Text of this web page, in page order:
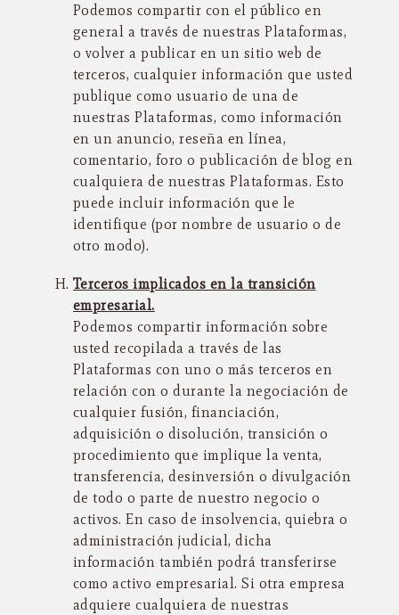
Podemos compartir con el público en
general a través de nuestras Plataformas,
o volver a publicar en un sitio web de
terceros, cualquier información que usted
publique como usuario de una de
nuestras Plataformas, como información
en un anuncio, reseña en línea,
comentario, foro o publicación de blog en
cualquiera de nuestras Plataformas. Esto
puede incluir información que le
identifique (por nombre de usuario o de
otro modo).
Terceros implicados en la transición
empresarial.
Podemos compartir información sobre
usted recopilada a través de las
Plataformas con uno o más terceros en
relación con o durante la negociación de
cualquier fusión, financiación,
adquisición o disolución, transición o
procedimiento que implique la venta,
transferencia, desinversión o divulgación
de todo o parte de nuestro negocio o
activos. En caso de insolvencia, quiebra o
administración judicial, dicha
información también podrá transferirse
como activo empresarial. Si otra empresa
adquiere cualquiera de nuestras